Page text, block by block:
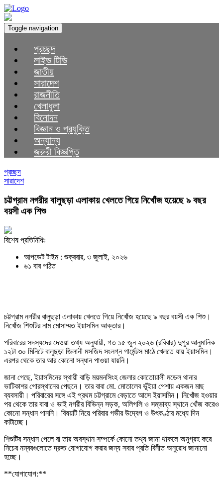
Toggle navigation
প্রচ্ছদ
লাইভ টিভি
জাতীয়
সারাদেশ
রাজনীতি
খেলাধুলা
বিনোদন
বিজ্ঞান ও প্রযুক্তি
অন্যান্য
জরুরী বিজ্ঞপ্তি
প্রচ্ছদ
সারাদেশ
চট্টগ্রাম নগরীর বালুছড়া এলাকায় খেলতে গিয়ে নিখোঁজ হয়েছে ৯ বছর
বয়সী এক শিশু
বিশেষ প্রতিনিধিঃ
আপডেট টাইম : শুক্রবার, ৩ জুলাই, ২০২৬
৬১ বার পঠিত
চট্টগ্রাম নগরীর বালুছড়া এলাকায় খেলতে গিয়ে নিখোঁজ হয়েছে ৯ বছর বয়সী এক শিশু।
নিখোঁজ শিশুটির নাম মোসাম্মত ইয়াসমিন আক্তার।
পরিবারের সদস্যদের দেওয়া তথ্য অনুযায়ী, গত ১৫ জুন ২০২৬ (রবিবার) দুপুর আনুমানিক
১২টা ৩০ মিনিটে বালুছড়া জিলানী মসজিদ সংলগ্ন গার্মেন্টস মাঠে খেলতে যায় ইয়াসমিন।
এরপর থেকে তার আর কোনো সন্ধান পাওয়া যায়নি।
জানা গেছে, ইয়াসমিনের স্থায়ী বাড়ি ময়মনসিংহ জেলার কোতোয়ালী মডেল থানার
ভাটিকাশর গোরস্থানের পেছনে। তার বাবা মো. মোতালেব ভূঁইয়া পেশায় একজন মাছ
ব্যবসায়ী। পরিবারের সঙ্গে এই প্রথম চট্টগ্রামে বেড়াতে আসে ইয়াসমিন। নিখোঁজ হওয়ার
পর থেকে তার বাবা ও ভাই নগরীর বিভিন্ন সড়ক, অলিগলি ও সম্ভাব্য স্থানে খোঁজ করেও
কোনো সন্ধান পাননি। বিষয়টি নিয়ে পরিবার গভীর উদ্বেগ ও উৎকণ্ঠার মধ্যে দিন
কাটাচ্ছে।
শিশুটির সন্ধান পেলে বা তার অবস্থান সম্পর্কে কোনো তথ্য জানা থাকলে অনুগ্রহ করে
নিচের নম্বরগুলোতে দ্রুত যোগাযোগ করার জন্য সবার প্রতি বিনীত অনুরোধ জানানো
হচ্ছে।
**যোগাযোগ:**